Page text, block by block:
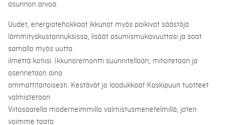
asunnon arvoa.
Uudet, energiatehokkaat ikkunat myös poikivat säästöjä
lämmityskustannuksissa, lisäät asumismukavuuttasi ja saat
samalla myös uutta
ilmettä kotiisi. Ikkunaremontti suunnitellaan, mitoitetaan ja
asennetaan aina
ammattitaitoisesti. Kestävät ja laadukkaat Kaskipuun tuotteet
valmistetaan
Viitasaarella moderneimmilla valmistusmenetelmillä, joten
voimme taata